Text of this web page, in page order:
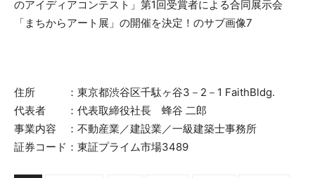
住所 ：東京都渋谷区千駄ヶ谷3－2－1 FaithBldg.
代表者 ：代表取締役社長 蜂谷 二郎
事業内容 ：不動産業／建設業／一級建築士事務所
証券コード：東証プライム市場3489